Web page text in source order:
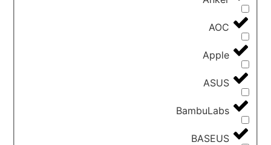
AOC
Apple
ASUS
BambuLabs
BASEUS